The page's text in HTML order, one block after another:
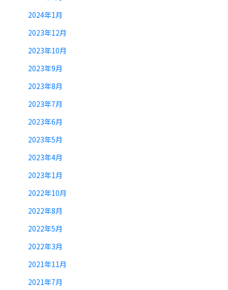
2024年1月
2023年12月
2023年10月
2023年9月
2023年8月
2023年7月
2023年6月
2023年5月
2023年4月
2023年1月
2022年10月
2022年8月
2022年5月
2022年3月
2021年11月
2021年7月